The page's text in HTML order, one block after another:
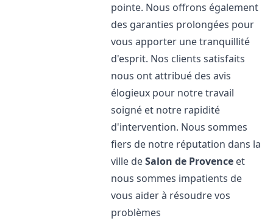
pointe. Nous offrons également
des garanties prolongées pour
vous apporter une tranquillité
d'esprit. Nos clients satisfaits
nous ont attribué des avis
élogieux pour notre travail
soigné et notre rapidité
d'intervention. Nous sommes
fiers de notre réputation dans la
ville deSalon de Provence et
nous sommes impatients de
vous aider à résoudre vos
problèmes